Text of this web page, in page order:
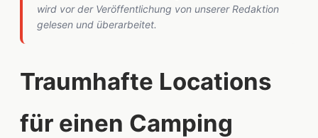
wird vor der Veröffentlichung von unserer Redaktion
gelesen und überarbeitet.
Traumhafte Locations
für einen Camping